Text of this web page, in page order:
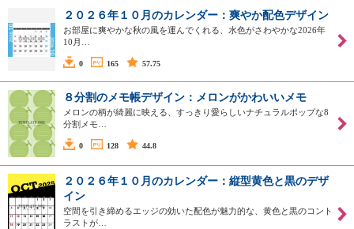
２０２６年１０月のカレンダー：爽やか配色デザイン
お部屋に爽やかな秋の風を運んでくれる、水色がさわやかな2026年
10月…
0 165 57.75
８分割のメモ帳デザイン：メロンがかわいいメモ
メロンの柄が綺麗に映える、すっきり愛らしいナチュラルポップな8
分割メモ…
0 128 44.8
２０２６年１０月のカレンダー：縦型黄色と黒のデザ
イン
空間を引き締めるエッジの効いた配色が魅力的な、黄色と黒のコント
ラストが…